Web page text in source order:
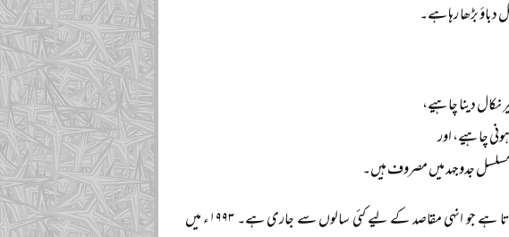
بڑھا رہا ہے۔
دینا چاہیے،
چاہیے، اور
مسلسل جدوجہد میں مصروف ہیں۔
اس کے ساتھ سعودی علماء کی اس جدوجہد کا ذکر بھی مناسب معلوم ہوتا ہے جو انہی مقاصد کے لیے کئی سالوں سے جاری ہے۔ ۱۹۹۳ء میں